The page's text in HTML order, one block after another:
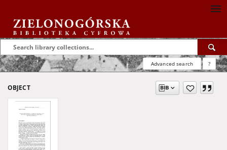
Advanced search ?
OBJECT